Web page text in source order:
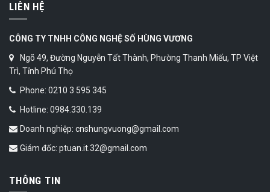
LIÊN HỆ
CÔNG TY TNHH CÔNG NGHỆ SỐ HÙNG VƯƠNG
Ngõ 49, Đường Nguyễn Tất Thành, Phường Thanh Miếu, TP Việt
Trì, Tỉnh Phú Thọ
Phone: 0210 3 595 345
Hotline: 0984.330.139
Doanh nghiệp: cnshungvuong@gmail.com
Giám đốc: ptuan.it.32@gmail.com
THÔNG TIN